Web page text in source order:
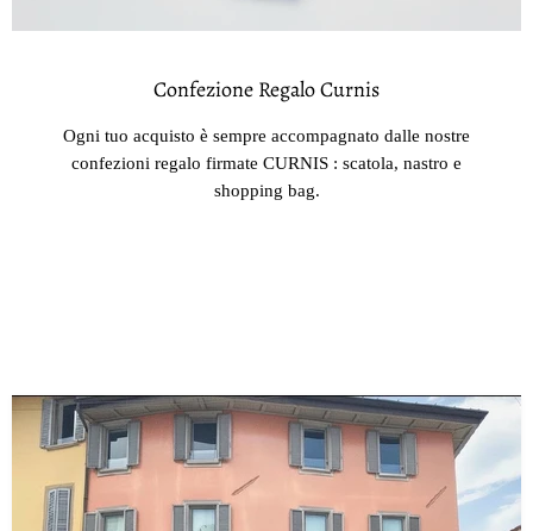
Confezione Regalo Curnis
Ogni tuo acquisto è sempre accompagnato dalle nostre
confezioni regalo firmate CURNIS : scatola, nastro e
shopping bag.